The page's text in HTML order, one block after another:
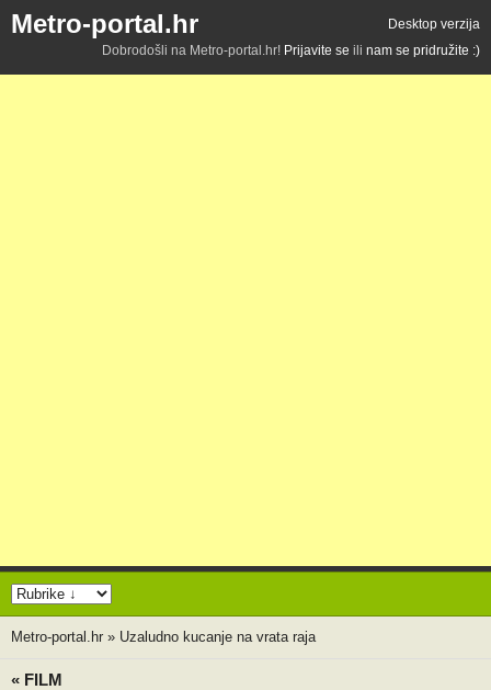
Metro-portal.hr
Desktop verzija
Dobrodošli na Metro-portal.hr! Prijavite se ili nam se pridružite :)
Metro-portal.hr » Uzaludno kucanje na vrata raja
« FILM